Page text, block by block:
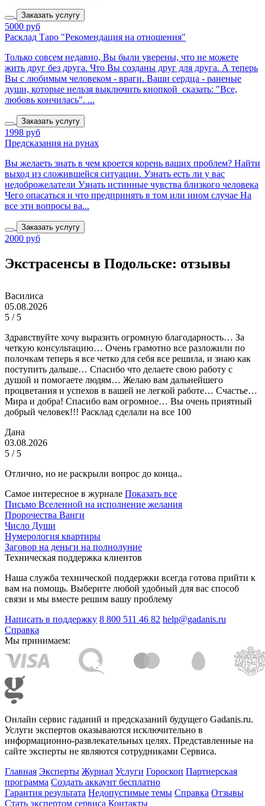
Заказать услугу
5000 руб
Расклад Таро "Рекомендация на отношения"
Только совсем недавно, Вы были уверены, что не можете
жить друг без друга. Что Вы созданы друг для друга. А теперь
Вы с любимым человеком - враги. Ваши сердца - раненые
души, которые нельзя выключить кнопкой сказать: "Все,
любовь кончилась". ...
Заказать услугу
1998 руб
Предсказания на рунах
Вы желаеть знать в чем кроется корень ваших проблем? Найти
выход из сложившейся ситуации. Узнать есть ли у вас
недоброжелатели Узнать истинные чувства близкого человека
Чего опасаться и что предпринять в том или ином случае На
все эти вопросы ва...
Заказать услугу
2000 руб
Экстрасенсы в Подольске: отзывы
Василиса
05.08.2026
5 / 5
Здравствуйте хочу выразить огромную благодарность… За
четкую консультацию… Очень грамотно все разложили по
полочкам теперь я все четко для себя все решила, и знаю как
поступить дальше… Спасибо что делаете свою работу с
душой и помогаете людям… Желаю вам дальнейшего
процветания и успехов в вашей не легкой работе… Счастье…
Мира и добра! Спасибо вам огромное… Вы очень приятный
добрый человек!!! Расклад сделали на все 100
Дана
03.08.2026
5 / 5
Отлично, но не раскрыли вопрос до конца..
Самое интересное в журнале Показать все
Письмо Вселенной на исполнение желания
Пророчества Ванги
Число Души
Нумерология квартиры
Заговор на деньги на полнолуние
Техническая поддержка клиентов
Наша служба технической поддержки всегда готова прийти к
вам на помощь. Выберите любой удобный для вас способ
связи и мы вместе решим вашу проблему
Написать в поддержку 8 800 511 46 82 help@gadanis.ru
Справка
Мы принимаем:
Онлайн сервис гаданий и предсказаний будущего Gadanis.ru.
Услуги экспертов оказываются исключительно в
информационно-развлекательных целях. Представленные на
сайте эксперты не являются сотрудниками Сервиса.
Главная Эксперты Журнал Услуги Гороскоп Партнерская
программа Создать аккаунт бесплатно
Гарантия результата Недопустимые темы Справка Отзывы
Стать экспертом сервиса Контакты